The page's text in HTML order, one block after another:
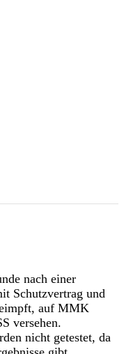
nach einer
Schutzvertrag und
auf MMK
versehen.
nicht getestet, da